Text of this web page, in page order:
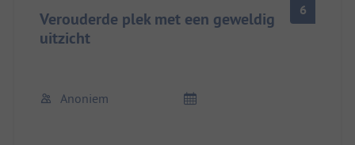
Verouderde plek met een geweldig
uitzicht
6
Anoniem